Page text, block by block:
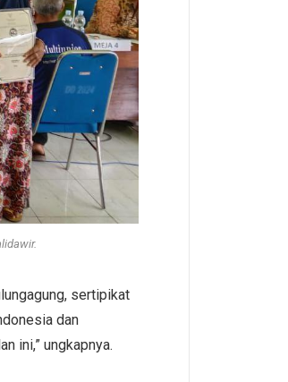
sertipikat
dan
ini,” ungkapnya.